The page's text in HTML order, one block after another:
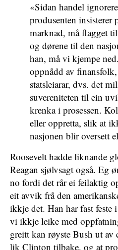
«Sidan handel
produsenten insisterer
marknad, må flagget
og dørene til den
han, må vi kjempe
oppnådd av
statsleiarar, dvs. det
suvereniteten til ein
krenka i prosessen.
eller oppretta, slik at
nasjonen blir oversett
Roosevelt hadde liknande
Reagan sjølvsagt også. Eg
no fordi det rår ei feilaktig
eit avvik frå den
ikkje det. Han har fast feste
vi ikkje leike med
greitt kan røyste Bush ut av
lik Clinton tilbake, og at